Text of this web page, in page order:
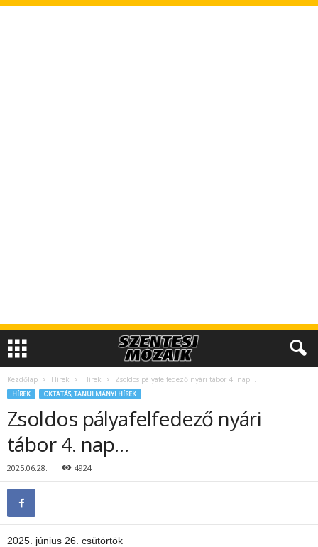
Kezdőlap Hírek Hírek Zsoldos pályafelfedező nyári tábor 4. nap…
HÍREK OKTATÁS, TANULMÁNYI HÍREK
Zsoldos pályafelfedező nyári
tábor 4. nap…
2025.06.28. 4924
2025. június 26. csütörtök